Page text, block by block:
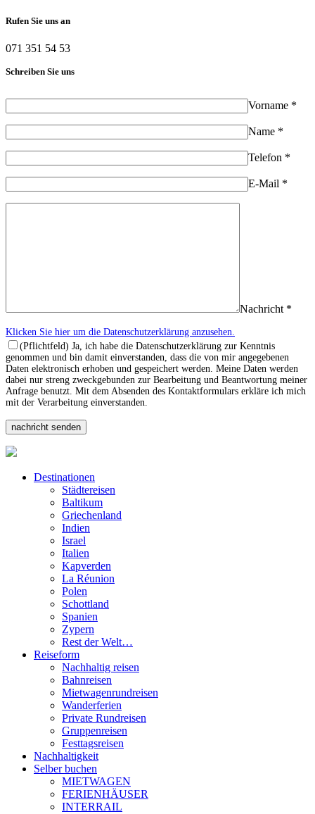
Rufen Sie uns an
071 351 54 53
Schreiben Sie uns
Vorname *
Name *
Telefon *
E-Mail *
Nachricht *
Klicken Sie hier um die Datenschutzerklärung anzusehen.
(Pflichtfeld) Ja, ich habe die Datenschutzerklärung zur Kenntnis
genommen und bin damit einverstanden, dass die von mir angegebenen
Daten elektronisch erhoben und gespeichert werden. Meine Daten werden
dabei nur streng zweckgebunden zur Bearbeitung und Beantwortung meiner
Anfrage benutzt. Mit dem Absenden des Kontaktformulars erkläre ich mich
mit der Verarbeitung einverstanden.
Destinationen
Städtereisen
Baltikum
Griechenland
Indien
Israel
Italien
Kapverden
La Réunion
Polen
Schottland
Spanien
Zypern
Rest der Welt…
Reiseform
Nachhaltig reisen
Bahnreisen
Mietwagenrundreisen
Wanderferien
Private Rundreisen
Gruppenreisen
Festtagsreisen
Nachhaltigkeit
Selber buchen
MIETWAGEN
FERIENHÄUSER
INTERRAIL